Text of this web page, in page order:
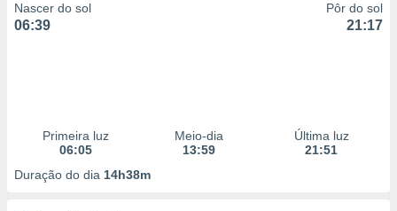
Nascer do sol
06:39
Pôr do sol
21:17
Primeira luz
06:05
Meio-dia
13:59
Última luz
21:51
Duração do dia 14h38m